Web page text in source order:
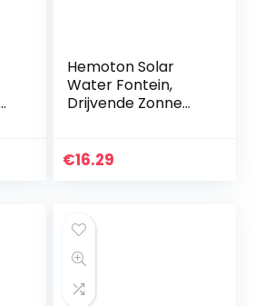
Hemoton Solar
Water Fontein,
Drijvende Zonne
Zonnepaneel
Vissentank,
Waterfietsen,
Tuindecoratie
€16.29